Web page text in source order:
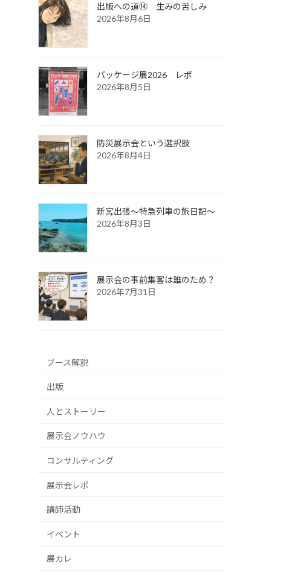
出版への道⑭ 生みの苦しみ
2026年8月6日
パッケージ展2026 レポ
2026年8月5日
防災展示会という選択肢
2026年8月4日
新宮出張～特急列車の旅日記～
2026年8月3日
展示会の事前集客は誰のため？
2026年7月31日
ブース解説
出版
人とストーリー
展示会ノウハウ
コンサルティング
展示会レポ
講師活動
イベント
展カレ